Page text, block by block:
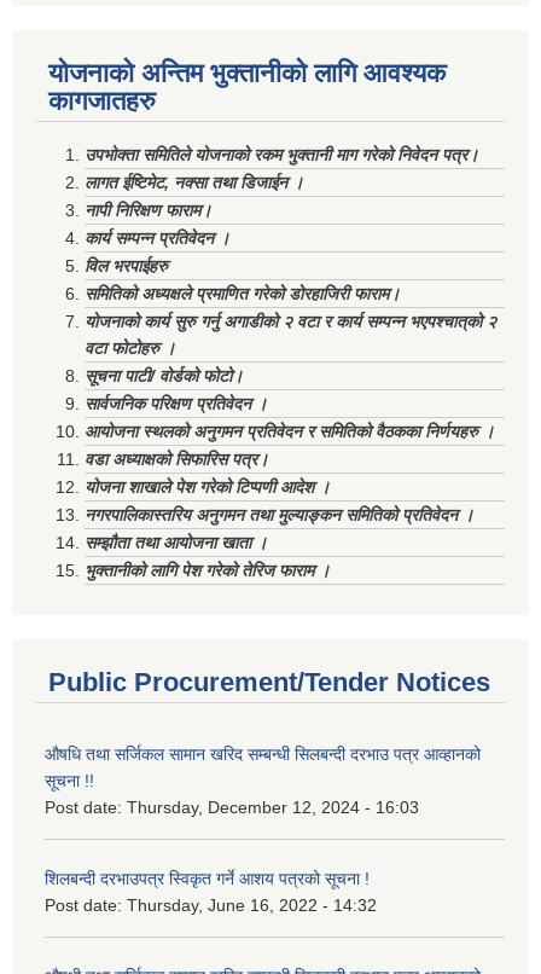
योजनाको अन्तिम भुक्तानीको लागि आवश्यक
कागजातहरु
उपभोक्ता समितिले योजनाको रकम भुक्तानी माग गरेको निवेदन पत्र।
लागत ईष्टिमेट, नक्सा तथा डिजाईन ।
नापी निरिक्षण फाराम।
कार्य सम्पन्न प्रतिवेदन ।
विल भरपाईहरु
समितिको अध्यक्षले प्रमाणित गरेको डोरहाजिरी फाराम।
योजनाको कार्य सुरु गर्नु अगाडीको २ वटा र कार्य सम्पन्न भएपश्चात्‌को २
वटा फोटोहरु ।
सूचना पाटी/ वोर्डको फोटो।
सार्वजनिक परिक्षण प्रतिवेदन ।
आयोजना स्थलको अनुगमन प्रतिवेदन र समितिको वैठकका निर्णयहरु ।
वडा अध्याक्षको सिफारिस पत्र।
योजना शाखाले पेश गरेको टिप्पणी आदेश ।
नगरपालिकास्तरिय अनुगमन तथा मुल्याङ्कन समितिको प्रतिवेदन ।
सम्झौता तथा आयोजना खाता ।
भुक्तानीको लागि पेश गरेको तेरिज फाराम ।
Public Procurement/Tender Notices
औषधि तथा सर्जिकल सामान खरिद सम्बन्धी सिलबन्दी दरभाउ पत्र आव्हानको
सूचना !!
Post date: Thursday, December 12, 2024 - 16:03
शिलबन्दी दरभाउपत्र स्विकृत गर्ने आशय पत्रको सूचना !
Post date: Thursday, June 16, 2022 - 14:32